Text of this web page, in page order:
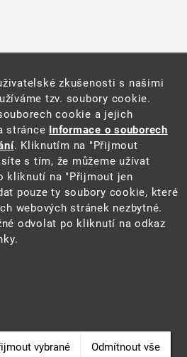
(PDF, 204 kB)
zkušenosti s našimi
tzv. soubory cookie.
cookie a jejich
stránce Informace o souborech
. Kliknutím na "Přijmout
s tím, že můžeme užívat
kliknutí na "Přijmout jen
pouze ty soubory cookie, které
webových stránek nezbytné.
odvolat po kliknutí na odkaz
vybrané Odmítnout vše